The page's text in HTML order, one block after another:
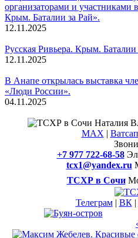
организаторами и участниками
Крым. Баталии за Рай».
12.11.2025
Русская Ривьера. Крым. Баталии
12.11.2025
В Анапе открылась выставка
«Люди России».
04.11.2025
Наталия
MAX | Ватсап
+7 977 722-68-58
tcx1@yandex.ru
ТСХР в Сочи
Телеграм| ВК|